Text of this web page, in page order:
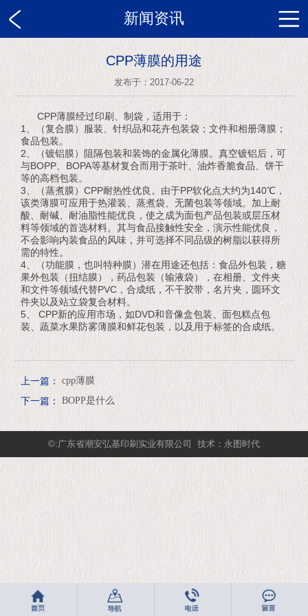
新闻资讯
CPP薄膜的用途
发布于：2017-06-22
CPP薄膜经过印刷、制袋，适用于：
1、（复合膜）服装、针织品和花卉包装袋；文件和相册薄膜；
食品包装。
2、（镀铝膜）阻隔包装和装饰的金属化薄膜。真空镀铝后，可
与BOPP、BOPA等基材复合而用于茶叶、油炸香脆食品、饼干
等的高档包装。
3、（蒸煮膜）CPP耐热性优良。由于PP软化点大约为140℃，
该类薄膜可应用于热灌装、蒸煮袋、无菌包装等领域。加上耐
酸、耐碱、耐油脂性能优良，使之成为面包产品包装或层压材
料等领域的首选材料。其与食品接触性安全，演示性能优良，
不会影响内装食品的风味，并可选择不同品级的树脂以获得所
需的特性。
4、（功能膜，也叫特种膜）潜在用途还包括：食品外包装，糖
果外包装（扭结膜），药品包装（输液袋），在相册、文件夹
和文件等领域代替PVC，合成纸，不干胶带，名片夹，圆环文
件夹以及站立袋复合材料。
5、 CPP新的应用市场，如DVD和音像盒包装、面包糕点包
装、蔬菜水果防雾薄膜和鲜花包装，以及用于标签的合成纸。
上一篇： cpp薄膜
下一篇： BOPP是什么
©:广东省潮安弘基印刷实业有限公司 技术：永图时代